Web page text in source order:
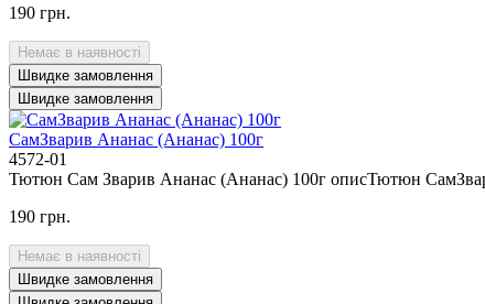
190 грн.
Немає в наявності
Швидке замовлення
Швидке замовлення
СамЗварив Ананас (Ананас) 100г
4572-01
Тютюн Сам Зварив Ананас (Ананас) 100г описТютюн
190 грн.
Немає в наявності
Швидке замовлення